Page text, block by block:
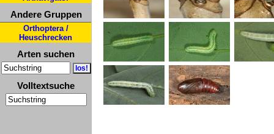
Andere Gruppen
Orthoptera /
Heuschrecken
Arten suchen
Volltextsuche